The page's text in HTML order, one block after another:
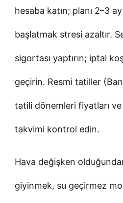
hesaba katın; planı 2–3
başlatmak stresi azaltır.
sigortası yaptırın; iptal
geçirin. Resmi tatiller
tatili dönemleri fiyatları ve
takvimi kontrol edin.
Hava değişken
giyinmek, su geçirmez